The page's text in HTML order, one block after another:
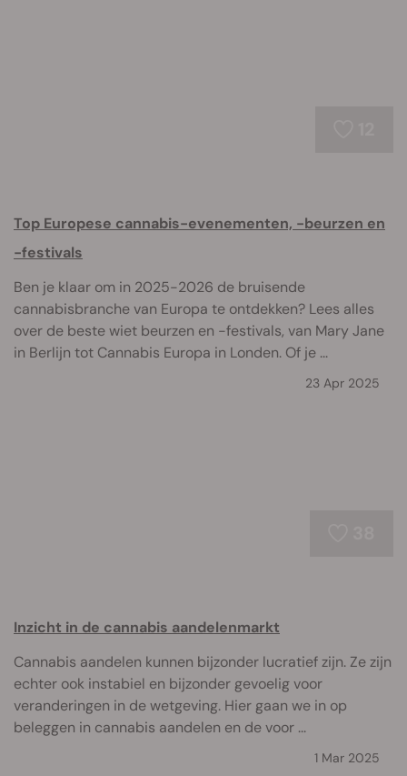
Top Europese cannabis-evenementen, -beurzen en
-festivals
Ben je klaar om in 2025-2026 de bruisende
cannabisbranche van Europa te ontdekken? Lees alles
over de beste wiet beurzen en -festivals, van Mary Jane
in Berlijn tot Cannabis Europa in Londen. Of je ...
23 Apr 2025
Inzicht in de cannabis aandelenmarkt
Cannabis aandelen kunnen bijzonder lucratief zijn. Ze zijn
echter ook instabiel en bijzonder gevoelig voor
veranderingen in de wetgeving. Hier gaan we in op
beleggen in cannabis aandelen en de voor ...
1 Mar 2025